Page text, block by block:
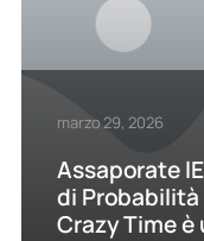
marzo 29, 2026
Assaporate
di Probabilità
Crazy Time